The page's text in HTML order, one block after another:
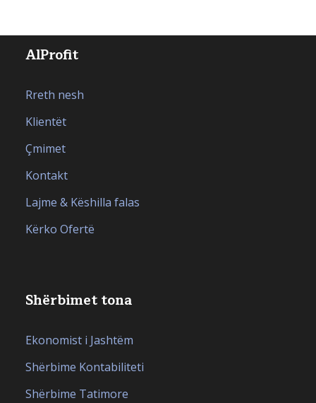
AlProfit
Rreth nesh
Klientët
Çmimet
Kontakt
Lajme & Këshilla falas
Kërko Ofertë
Shërbimet tona
Ekonomist i Jashtëm
Shërbime Kontabiliteti
Shërbime Tatimore